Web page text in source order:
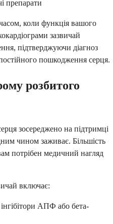
препарати
коли функція вашого
зазвичай
підтверджуючи діагноз
пошкодження серця.
розбитого
зосереджено на підтримці
чином заживає. Більшість
потрібен медичний нагляд
включає:
АПФ або бета-